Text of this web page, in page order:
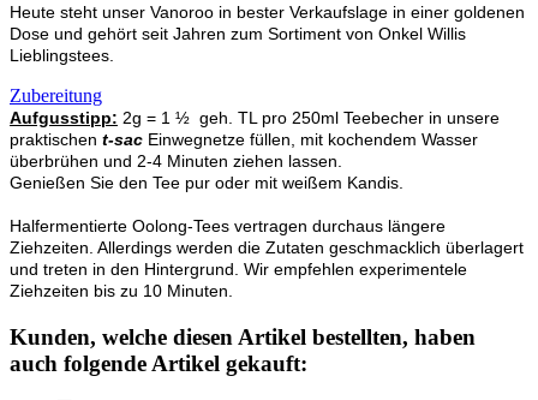
Heute steht unser Vanoroo in bester Verkaufslage in einer goldenen
Dose und gehört seit Jahren zum Sortiment von Onkel Willis
Lieblingstees.
Zubereitung
Aufgusstipp: 2g = 1 ½ geh. TL pro 250ml Teebecher in unsere
praktischen t-sac Einwegnetze füllen, mit kochendem Wasser
überbrühen und 2-4 Minuten ziehen lassen.
Genießen Sie den Tee pur oder mit weißem Kandis.
Halfermentierte Oolong-Tees vertragen durchaus längere
Ziehzeiten. Allerdings werden die Zutaten geschmacklich überlagert
und treten in den Hintergrund. Wir empfehlen experimentele
Ziehzeiten bis zu 10 Minuten.
Kunden, welche diesen Artikel bestellten, haben
auch folgende Artikel gekauft: